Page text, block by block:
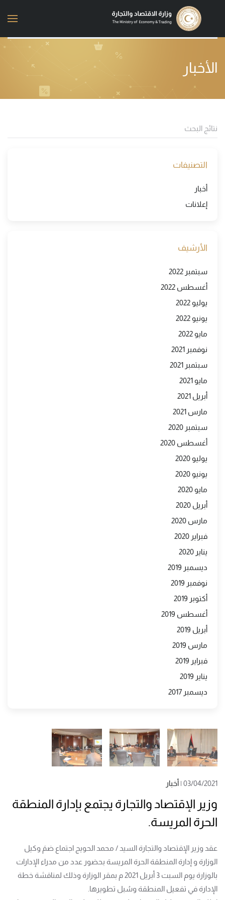
Skip to main content
الأخبار
التصنيفات
أخبار
إعلانات
الأرشيف
سبتمبر 2022
أغسطس 2022
يوليو 2022
يونيو 2022
مايو 2022
نوفمبر 2021
سبتمبر 2021
مايو 2021
أبريل 2021
مارس 2021
سبتمبر 2020
أغسطس 2020
يوليو 2020
يونيو 2020
مايو 2020
أبريل 2020
مارس 2020
فبراير 2020
يناير 2020
ديسمبر 2019
نوفمبر 2019
أكتوبر 2019
أغسطس 2019
أبريل 2019
مارس 2019
فبراير 2019
يناير 2019
ديسمبر 2017
03/04/2021
| أخبار
وزير الإقتصاد والتجارة يجتمع بإدارة المنطقة
الحرة المريسة.
عقد وزير الإقتصاد والتجارة السيد / محمد الحويج اجتماع ضمَ وكيل
الوزارة و إدارة المنطقة الحرة المريسة بحضور عدد من مدراء الإدارات
بالوزارة يوم السبت 3 أبريل 2021 م بمقر الوزارة وذلك لمناقشة خطة
الإدارة في تفعيل المنطقة وسُبل تطويرها.